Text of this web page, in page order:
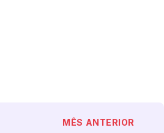
MÊS ANTERIOR